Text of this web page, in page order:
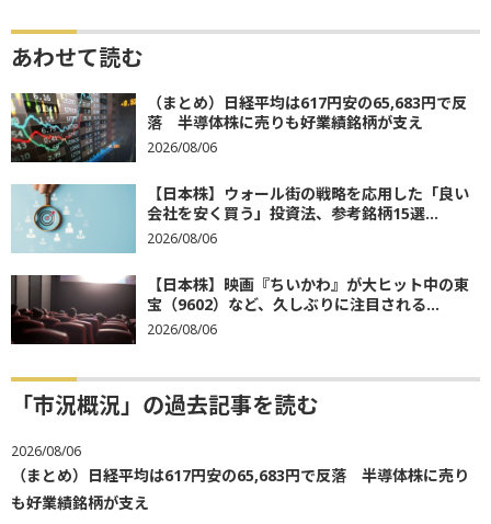
あわせて読む
（まとめ）日経平均は617円安の65,683円で反
落 半導体株に売りも好業績銘柄が支え
2026/08/06
【日本株】ウォール街の戦略を応用した「良い
会社を安く買う」投資法、参考銘柄15選...
2026/08/06
【日本株】映画『ちいかわ』が大ヒット中の東
宝（9602）など、久しぶりに注目される...
2026/08/06
「市況概況」の過去記事を読む
2026/08/06
（まとめ）日経平均は617円安の65,683円で反落 半導体株に売り
も好業績銘柄が支え